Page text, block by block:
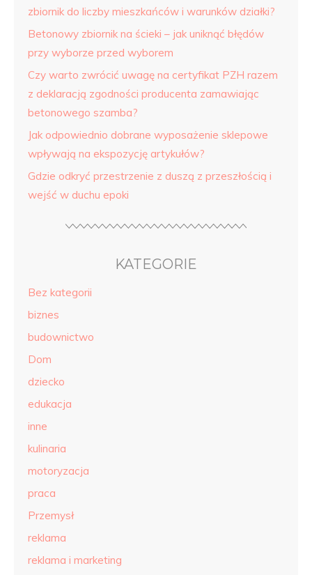
zbiornik do liczby mieszkańców i warunków działki?
Betonowy zbiornik na ścieki – jak uniknąć błędów
przy wyborze przed wyborem
Czy warto zwrócić uwagę na certyfikat PZH razem
z deklaracją zgodności producenta zamawiając
betonowego szamba?
Jak odpowiednio dobrane wyposażenie sklepowe
wpływają na ekspozycję artykułów?
Gdzie odkryć przestrzenie z duszą z przeszłością i
wejść w duchu epoki
KATEGORIE
Bez kategorii
biznes
budownictwo
Dom
dziecko
edukacja
inne
kulinaria
motoryzacja
praca
Przemysł
reklama
reklama i marketing